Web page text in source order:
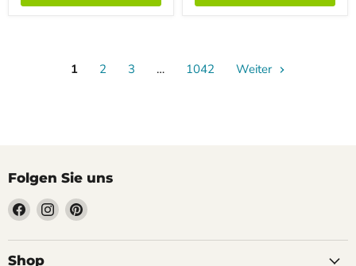
1 2 3 … 1042 Weiter
Folgen Sie uns
Finden
Sie
uns
auf
Finden
Sie
uns
Finden
uns
Shop